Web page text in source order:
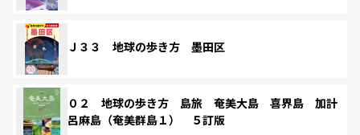
Ｊ３３ 地球の歩き方 墨田区
０２ 地球の歩き方 島旅 奄美大島 喜界島 加計
呂麻島（奄美群島１） ５訂版